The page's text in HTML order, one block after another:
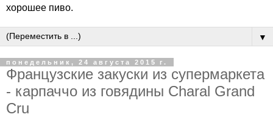
хорошее пиво.
▼
понедельник, 24 августа 2015 г.
Французские закуски из супермаркета
- карпаччо из говядины Charal Grand
Cru